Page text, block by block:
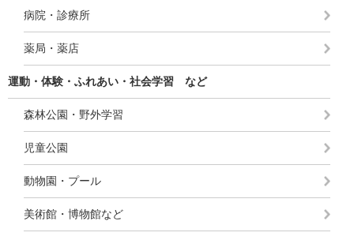
病院・診療所
薬局・薬店
運動・体験・ふれあい・社会学習 など
森林公園・野外学習
児童公園
動物園・プール
美術館・博物館など